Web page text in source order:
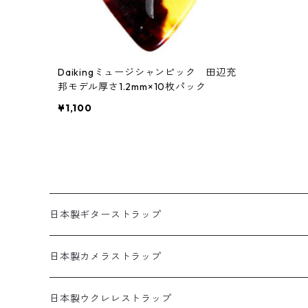
Daikingミュージシャンピック 田辺充
邦モデル厚さ1.2mm×10枚パック
¥1,100
日本製ギターストラップ
SELECTシリーズ(織物生地)
プリント生地ギターストラップ
日本製カメラストラップ
生地製カメラストラップ
日本製ウクレレストラップ